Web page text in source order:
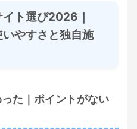
ト選び2026｜
いやすさと独自施
た｜ポイントがない